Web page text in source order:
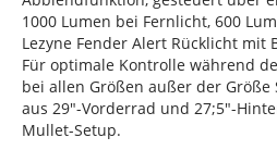
1000 Lumen bei Fernlicht, 600
Lezyne Fender Alert Rücklicht mit
Für optimale Kontrolle während
bei allen Größen außer der
aus 29″-Vorderrad und 27;5″-
Mullet-Setup.